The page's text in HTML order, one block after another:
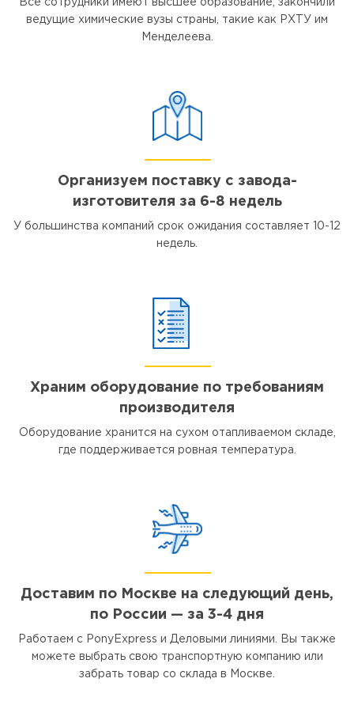
Все сотрудники имеют высшее образование, закончили
ведущие химические вузы страны, такие как РХТУ им
Менделеева.
Организуем поставку с завода-
изготовителя за 6-8 недель
У большинства компаний срок ожидания составляет 10-12
недель.
Храним оборудование по требованиям
производителя
Оборудование хранится на сухом отапливаемом складе,
где поддерживается ровная температура.
Доставим по Москве на следующий день,
по России — за 3-4 дня
Работаем с PonyExpress и Деловыми линиями. Вы также
можете выбрать свою транспортную компанию или
забрать товар со склада в Москве.